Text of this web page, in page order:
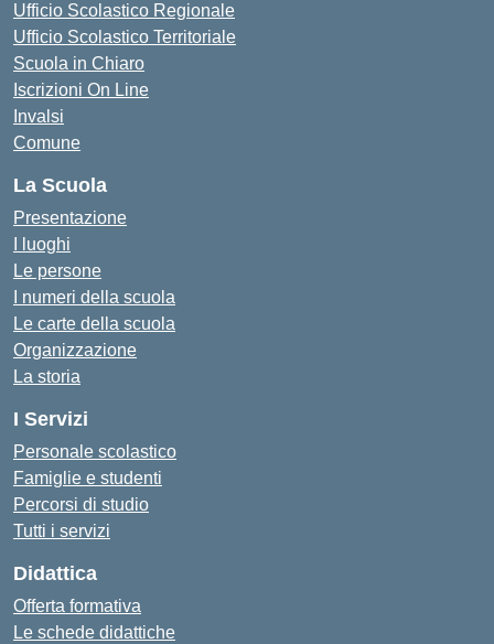
Ufficio Scolastico Regionale
Ufficio Scolastico Territoriale
Scuola in Chiaro
Iscrizioni On Line
Invalsi
Comune
La Scuola
Presentazione
I luoghi
Le persone
I numeri della scuola
Le carte della scuola
Organizzazione
La storia
I Servizi
Personale scolastico
Famiglie e studenti
Percorsi di studio
Tutti i servizi
Didattica
Offerta formativa
Le schede didattiche